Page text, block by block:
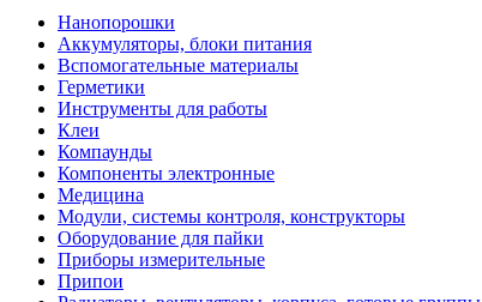
Нанопорошки
Аккумуляторы, блоки питания
Вспомогательные материалы
Герметики
Инструменты для работы
Клеи
Компаунды
Компоненты электронные
Медицина
Модули, системы контроля, конструкторы
Оборудование для пайки
Приборы измерительные
Припои